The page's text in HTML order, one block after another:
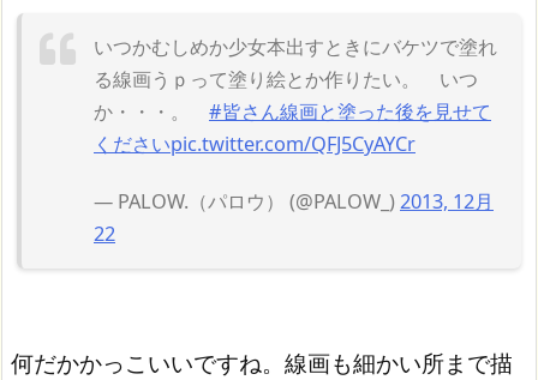
いつかむしめか少女本出すときにバケツで塗れ
る線画うｐって塗り絵とか作りたい。 いつ
か・・・。 #皆さん線画と塗った後を見せて
くださいpic.twitter.com/QFJ5CyAYCr
— PALOW.（パロウ） (@PALOW_)2013, 12月
22
何だかかっこいいですね。線画も細かい所まで描